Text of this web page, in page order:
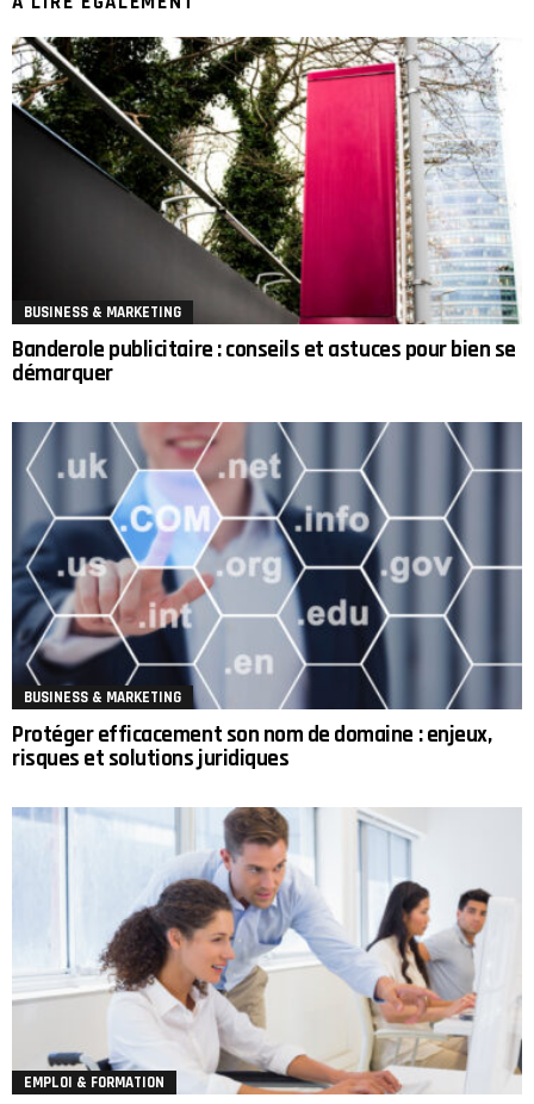
BUSINESS & MARKETING
Banderole publicitaire : conseils et astuces pour bien se
démarquer
BUSINESS & MARKETING
Protéger efficacement son nom de domaine : enjeux,
risques et solutions juridiques
EMPLOI & FORMATION